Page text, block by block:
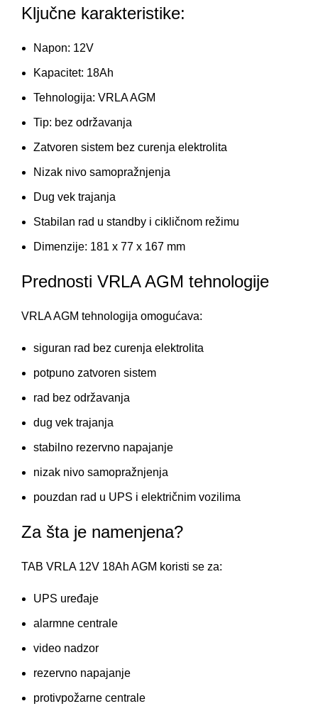
Ključne karakteristike:
Napon: 12V
Kapacitet: 18Ah
Tehnologija: VRLA AGM
Tip: bez održavanja
Zatvoren sistem bez curenja elektrolita
Nizak nivo samopražnjenja
Dug vek trajanja
Stabilan rad u standby i cikličnom režimu
Dimenzije: 181 x 77 x 167 mm
Prednosti VRLA AGM tehnologije
VRLA AGM tehnologija omogućava:
siguran rad bez curenja elektrolita
potpuno zatvoren sistem
rad bez održavanja
dug vek trajanja
stabilno rezervno napajanje
nizak nivo samopražnjenja
pouzdan rad u UPS i električnim vozilima
Za šta je namenjena?
TAB VRLA 12V 18Ah AGM koristi se za:
UPS uređaje
alarmne centrale
video nadzor
rezervno napajanje
protivpožarne centrale